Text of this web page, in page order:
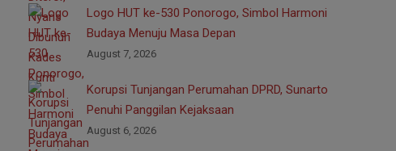
Logo HUT ke-530 Ponorogo, Simbol Harmoni
Budaya Menuju Masa Depan
August 7, 2026
Korupsi Tunjangan Perumahan DPRD, Sunarto
Penuhi Panggilan Kejaksaan
August 6, 2026